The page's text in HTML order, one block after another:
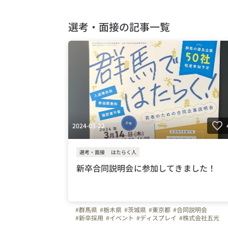
選考・面接の記事一覧
2024-03-22
選考・面接 はたらく人
新卒合同説明会に参加してきました！
#群馬県 #栃木県 #茨城県 #東京都 #合同説明会
#新卒採用 #イベント #ディスプレイ #株式会社五光